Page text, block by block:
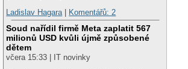
Ladislav Hagara| Komentářů: 2
Soud nařídil firmě Meta zaplatit 567
milionů USD kvůli újmě způsobené
dětem
včera 15:33 | IT novinky